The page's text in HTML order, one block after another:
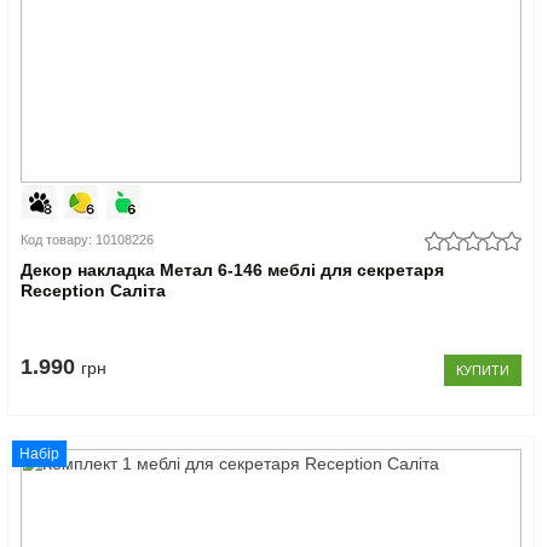
Код товару: 10108226
Декор накладка Метал 6-146 меблі для секретаря
Reception Саліта
1.990 грн КУПИТИ
Набір